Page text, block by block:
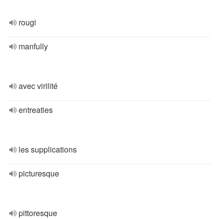
rougi
manfully
avec virilité
entreaties
les supplications
picturesque
pittoresque